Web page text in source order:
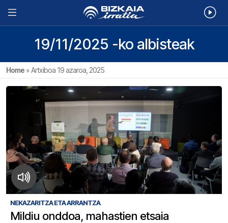
19/11/2025 -ko albisteak
Home »Artxiboa 19 azaroa, 2025
NEKAZARITZA ETA ARRANTZA
Mildiu onddoa, mahastien etsaia